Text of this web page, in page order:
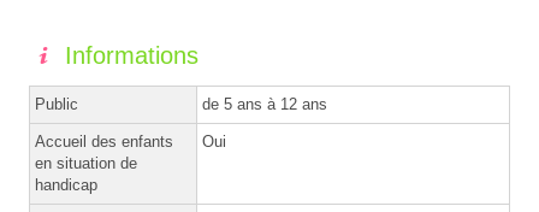
Informations
Public de 5 ans à 12 ans
Accueil des enfants
en situation de
handicap
Oui